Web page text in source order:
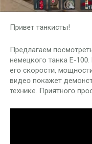
Привет танкисты!
Предлагаем
немецкого танка E-
его скорости,
видео покажет
технике. Приятного